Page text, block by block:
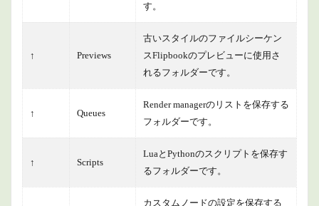
す。
↑ Previews
古いスタイルのファイルシーケン
スFlipbookのプレビューに使用さ
れるフォルダーです。
↑ Queues
Render managerのリストを保存する
フォルダーです。
↑ Scripts
LuaとPythonのスクリプトを保存す
るフォルダーです。
カスタムノードの設定を保存する